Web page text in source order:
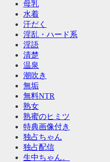
母乳
水着
汗だく
淫乱・ハード系
淫語
清楚
温泉
潮吹き
無垢
無料NTR
熟女
熟蜜のヒミツ
特典画像付き
独占ちゃん
独占配信
生中ちゃん。